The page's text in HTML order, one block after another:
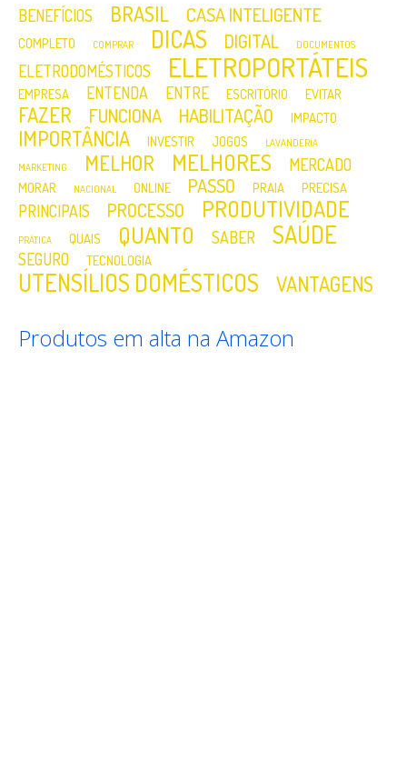
BENEFÍCIOS BRASIL CASA INTELIGENTE
COMPLETO COMPRAR DICAS DIGITAL DOCUMENTOS
ELETRODOMÉSTICOS ELETROPORTÁTEIS
EMPRESA ENTENDA ENTRE ESCRITÓRIO EVITAR
FAZER FUNCIONA HABILITAÇÃO IMPACTO
IMPORTÂNCIA INVESTIR JOGOS
LAVANDERIA
MARKETING
MELHOR MELHORES MERCADO
MORAR NACIONAL ONLINE PASSO PRAIA PRECISA
PRINCIPAIS PROCESSO PRODUTIVIDADE
PRÁTICA QUAIS QUANTO SABER SAÚDE
SEGURO TECNOLOGIA
UTENSÍLIOS DOMÉSTICOS VANTAGENS
Produtos em alta na Amazon